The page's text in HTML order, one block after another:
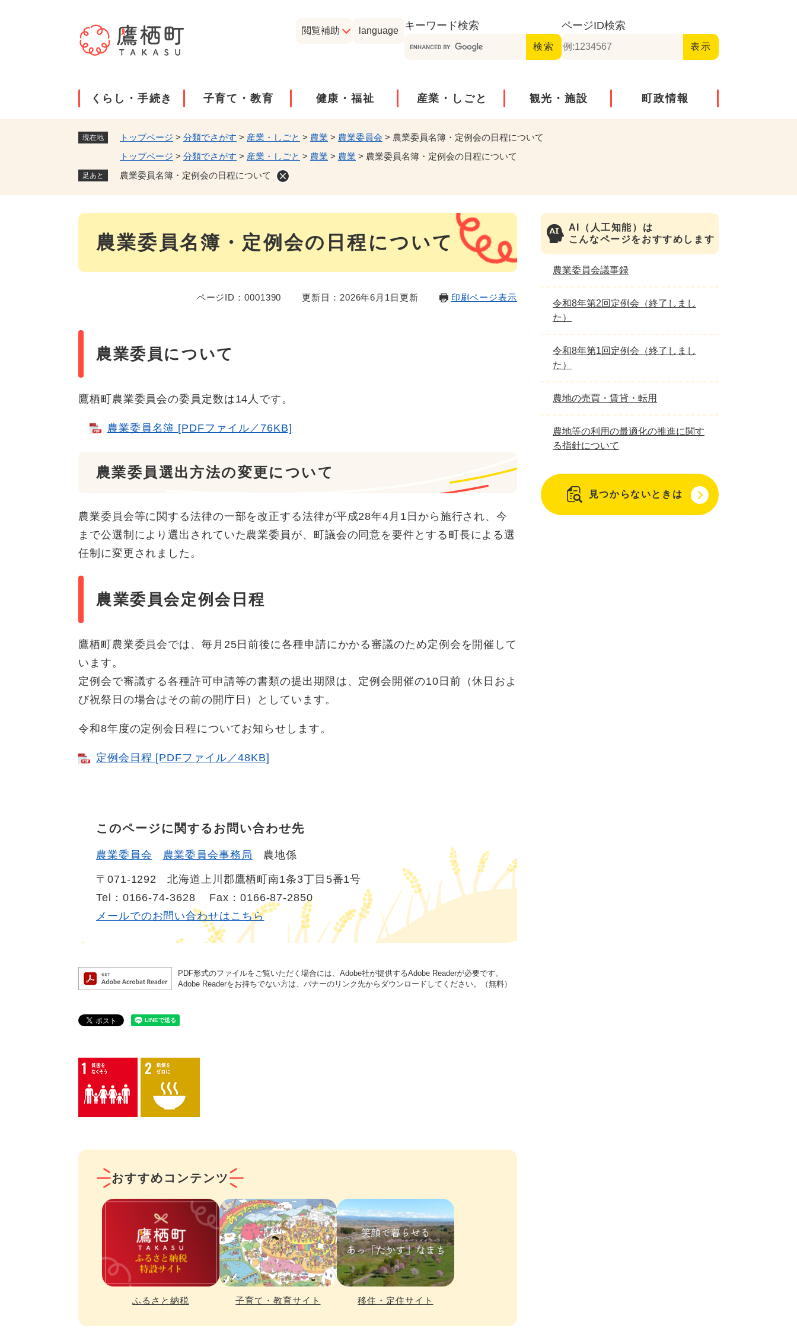
。
閲覧補助 language キーワード検索 ページID検索
くらし・手続き 子育て・教育 健康・福祉 産業・しごと 観光・施設 町政情報
現在地 トップページ > 分類でさがす > 産業・しごと > 農業 > 農業委員会 > 農業委員名簿・定例会の日程について
トップページ > 分類でさがす > 産業・しごと > 農業 > 農業 > 農業委員名簿・定例会の日程について
足あと 農業委員名簿・定例会の日程について
農業委員名簿・定例会の日程について
ページID：0001390 更新日：2026年6月1日更新 印刷ページ表示
農業委員について
鷹栖町農業委員会の委員定数は14人です。
農業委員名簿 [PDFファイル／76KB]
農業委員選出方法の変更について
農業委員会等に関する法律の一部を改正する法律が平成28年4月1日から施行され、今
まで公選制により選出されていた農業委員が、町議会の同意を要件とする町長による選
任制に変更されました。
農業委員会定例会日程
鷹栖町農業委員会では、毎月25日前後に各種申請にかかる審議のため定例会を開催して
います。
定例会で審議する各種許可申請等の書類の提出期限は、定例会開催の10日前（休日およ
び祝祭日の場合はその前の開庁日）としています。
令和8年度の定例会日程についてお知らせします。
定例会日程 [PDFファイル／48KB]
このページに関するお問い合わせ先
農業委員会 農業委員会事務局 農地係
〒071-1292
北海道上川郡鷹栖町南1条3丁目5番1号
Tel：0166-74-3628
Fax：0166-87-2850
メールでのお問い合わせはこちら
PDF形式のファイルをご覧いただく場合には、Adobe社が提供するAdobe Readerが必要です。
Adobe Readerをお持ちでない方は、バナーのリンク先からダウンロードしてください。（無料）
おすすめコンテンツ
ふるさと納税 子育て・教育サイト 移住・定住サイト
AI（人工知能）は
こんなページをおすすめします
農業委員会議事録
令和8年第2回定例会（終了しまし
た）
令和8年第1回定例会（終了しまし
た）
農地の売買・賃貸・転用
農地等の利用の最適化の推進に関す
る指針について
見つからないときは